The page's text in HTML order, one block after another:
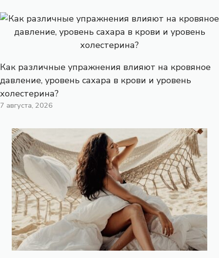
Как различные упражнения влияют на кровяное
давление, уровень сахара в крови и уровень
холестерина?
7 августа, 2026